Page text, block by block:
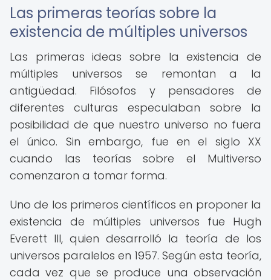
Las primeras teorías sobre la
existencia de múltiples universos
Las primeras ideas sobre la existencia de
múltiples universos se remontan a la
antigüedad. Filósofos y pensadores de
diferentes culturas especulaban sobre la
posibilidad de que nuestro universo no fuera
el único. Sin embargo, fue en el siglo XX
cuando las teorías sobre el Multiverso
comenzaron a tomar forma.
Uno de los primeros científicos en proponer la
existencia de múltiples universos fue Hugh
Everett III, quien desarrolló la teoría de los
universos paralelos en 1957. Según esta teoría,
cada vez que se produce una observación